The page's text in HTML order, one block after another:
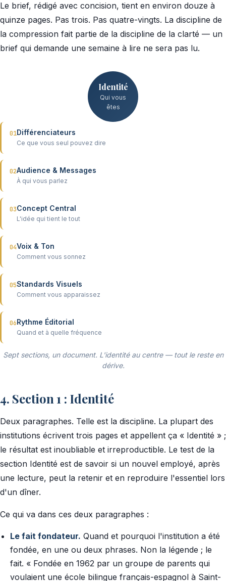
Le brief, rédigé avec concision, tient en environ douze à
quinze pages. Pas trois. Pas quatre-vingts. La discipline de
la compression fait partie de la discipline de la clarté — un
brief qui demande une semaine à lire ne sera pas lu.
Identité
Qui vous
êtes
01Différenciateurs
Ce que vous seul pouvez dire
02Audience & Messages
À qui vous parlez
03Concept Central
L'idée qui tient le tout
04Voix & Ton
Comment vous sonnez
05Standards Visuels
Comment vous apparaissez
06Rythme Éditorial
Quand et à quelle fréquence
Sept sections, un document. L'identité au centre — tout le reste en
dérive.
4. Section 1 : Identité
Deux paragraphes. Telle est la discipline. La plupart des
institutions écrivent trois pages et appellent ça « Identité » ;
le résultat est inoubliable et irreproduc­tible. Le test de la
section Identité est de savoir si un nouvel employé, après
une lecture, peut la retenir et en reproduire l'essentiel lors
d'un dîner.
Ce qui va dans ces deux paragraphes :
Le fait fondateur. Quand et pourquoi l'institution a été
fondée, en une ou deux phrases. Non la légende ; le
fait. « Fondée en 1962 par un groupe de parents qui
voulaient une école bilingue français-espagnol à Saint-